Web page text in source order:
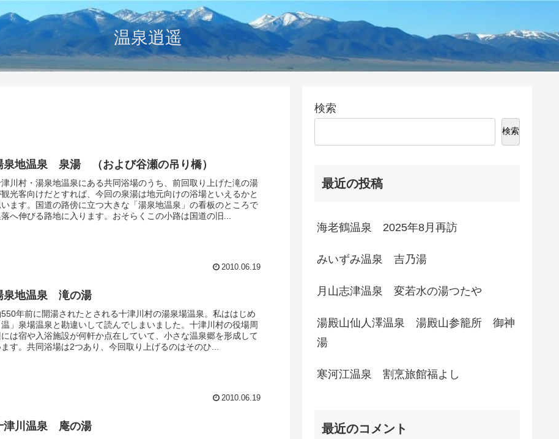
温泉逍遥
泉地温泉 泉湯 （および谷瀬の吊り橋）
川村・湯泉地温泉にある共同浴場のうち、前回取り上げた滝の湯
光客向けだとすれば、今回の泉湯は地元向けの浴場といえるかと
います。国道の路傍に立つ大きな「湯泉地温泉」の看板のところで
へ伸びる路地に入ります。おそらくこの小路は国道の旧...
2010.06.19
泉地温泉 滝の湯
年前に開湯されたとされる十津川村の湯泉場温泉。私ははじめ
温」泉場温泉と勘違いして読んでしまいました。十津川村の役場周
は宿や入浴施設が何軒か点在していて、小さな温泉郷を形成して
ます。共同浴場は2つあり、今回取り上げるのはそのひ...
2010.06.19
津川温泉 庵の湯
検索
検索
最近の投稿
海老鶴温泉 2025年8月再訪
みいずみ温泉 吉乃湯
月山志津温泉 変若水の湯つたや
湯殿山仙人澤温泉 湯殿山参籠所 御神
湯
寒河江温泉 割烹旅館福よし
最近のコメント